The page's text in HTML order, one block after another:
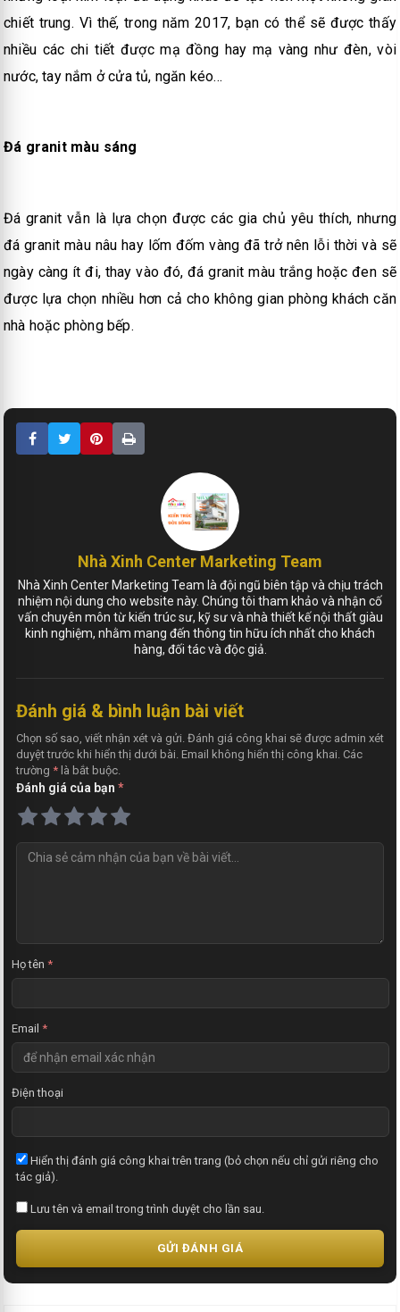
chiết trung. Vì thế, trong năm 2017, bạn có thể sẽ được thấy
nhiều các chi tiết được mạ đồng hay mạ vàng như đèn, vòi
nước, tay nắm ở cửa tủ, ngăn kéo...
Đá granit màu sáng
Đá granit vẫn là lựa chọn được các gia chủ yêu thích, nhưng
đá granit màu nâu hay lốm đốm vàng đã trở nên lỗi thời và sẽ
ngày càng ít đi, thay vào đó, đá granit màu trắng hoặc đen sẽ
được lựa chọn nhiều hơn cả cho không gian phòng khách căn
nhà hoặc phòng bếp.
Nhà Xinh Center Marketing Team
Nhà Xinh Center Marketing Team là đội ngũ biên tập và chịu trách
nhiệm nội dung cho website này. Chúng tôi tham khảo và nhận cố
vấn chuyên môn từ kiến trúc sư, kỹ sư và nhà thiết kế nội thất giàu
kinh nghiệm, nhằm mang đến thông tin hữu ích nhất cho khách
hàng, đối tác và độc giả.
Đánh giá & bình luận bài viết
Chọn số sao, viết nhận xét và gửi. Đánh giá công khai sẽ được admin xét
duyệt trước khi hiển thị dưới bài. Email không hiển thị công khai. Các
trường * là bắt buộc.
Đánh giá của bạn *
Họ tên *
Email *
Điện thoại
Hiển thị đánh giá công khai trên trang (bỏ chọn nếu chỉ gửi riêng cho
tác giả).
Lưu tên và email trong trình duyệt cho lần sau.
GỬI ĐÁNH GIÁ